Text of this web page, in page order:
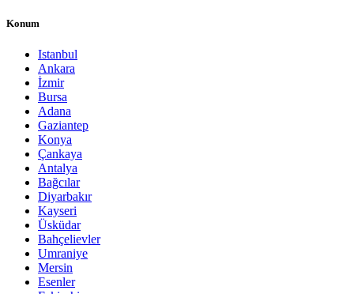
Konum
Istanbul
Ankara
İzmir
Bursa
Adana
Gaziantep
Konya
Çankaya
Antalya
Bağcılar
Diyarbakır
Kayseri
Üsküdar
Bahçelievler
Umraniye
Mersin
Esenler